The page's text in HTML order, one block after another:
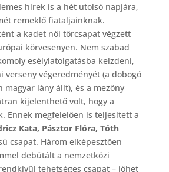
hírek is a hét utolsó napjára,
remeklő fiataljainknak.
a kadet női tőrcsapat végzett
körvesenyen. Nem szabad
esélylatolgatásba kelzdeni,
verseny végeredményét (a dobogó
magyar lány állt), és a mezőny
kijelenthető volt, hogy a
Ennek megfelelően is teljesített a
Kata, Pásztor Flóra, Tóth
csapat. Három elképesztően
debütált a nemzetközi
tehetséges csapat – jöhet